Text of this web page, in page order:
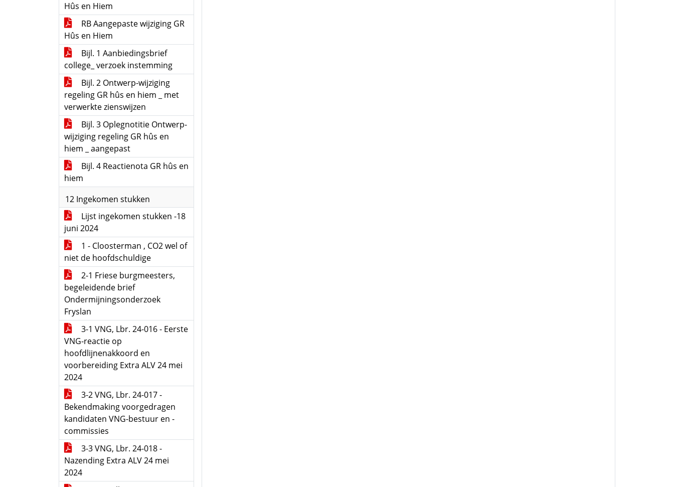
Hûs en Hiem
RB Aangepaste wijziging GR
Hûs en Hiem
Bijl. 1 Aanbiedingsbrief
college_ verzoek instemming
Bijl. 2 Ontwerp-wijziging
regeling GR hûs en hiem _ met
verwerkte zienswijzen
Bijl. 3 Oplegnotitie Ontwerp-
wijziging regeling GR hûs en
hiem _ aangepast
Bijl. 4 Reactienota GR hûs en
hiem
12 Ingekomen stukken
Lijst ingekomen stukken -18
juni 2024
1 - Cloosterman , CO2 wel of
niet de hoofdschuldige
2-1 Friese burgmeesters,
begeleidende brief
Ondermijningsonderzoek
Fryslan
3-1 VNG, Lbr. 24-016 - Eerste
VNG-reactie op
hoofdlijnenakkoord en
voorbereiding Extra ALV 24 mei
2024
3-2 VNG, Lbr. 24-017 -
Bekendmaking voorgedragen
kandidaten VNG-bestuur en -
commissies
3-3 VNG, Lbr. 24-018 -
Nazending Extra ALV 24 mei
2024